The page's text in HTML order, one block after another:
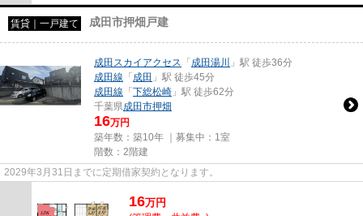
賃貸｜一戸建て 成田市押畑戸建
成田スカイアクセス 「成田湯川
」駅 徒歩36分
成田線 「成田 」駅 徒歩45分
成田線 「下総松崎 」駅 徒歩62分
千葉県成田市押畑
16万円
築年数：築10年 ｜募集中： 1室
階数：2階建
2029年3月31日までに定期借家契約となります。
16万円